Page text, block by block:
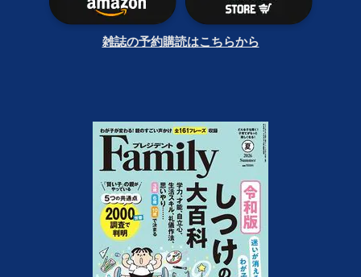
雑誌の予約購読はこちらから